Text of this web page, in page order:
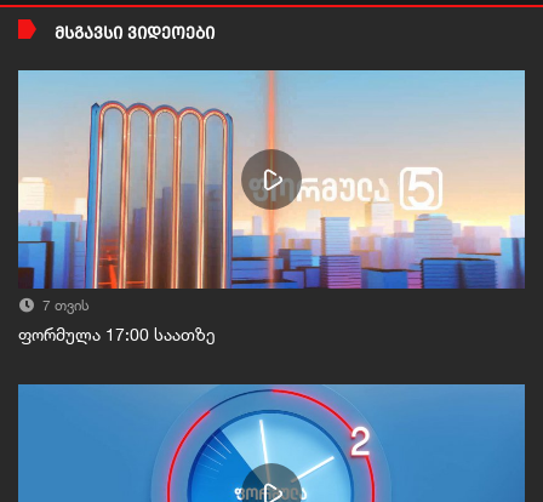
ᲛᲡᲒᲐᲕᲡᲘ ᲕᲘᲓᲔᲝᲔᲑᲘ
7 თვის
ფორმულა 17:00 საათზე